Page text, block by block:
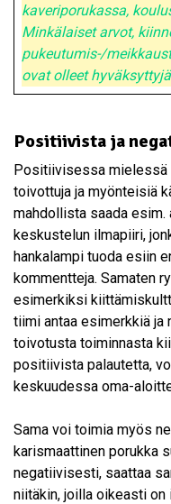
kaveriporukassa,
Minkälaiset arvot,
pukeutumis-/
ovat olleet
Positiivista ja
Positiivisessa mielessä
toivottuja ja myönteisiä
mahdollista saada esim.
keskustelun ilmapiiri,
hankalampi tuoda esiin
kommentteja. Samaten
esimerkiksi
tiimi antaa esimerkkiä ja
toivotusta toiminnasta
positiivista palautetta,
keskuudessa oma-
Sama voi toimia myös
karismaattinen porukka
negatiivisesti, saattaa
niitäkin, joilla oikeasti on